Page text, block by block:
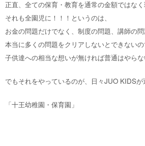
正直、全ての保育・教育を通常の金額ではなく
それも全園児に！！！というのは、
お金の問題だけでなく、制度の問題、講師の問
本当に多くの問題をクリアしないとできないの
子供達への相当な想いが無ければ普通はやらな
でもそれをやっているのが、日々JUO KIDSが
「十王幼稚園・保育園」